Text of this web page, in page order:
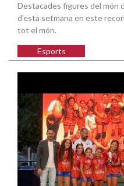
Destacades figures del món
d'esta setmana en este
tot el món.
Esports